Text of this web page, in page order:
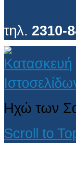
τηλ. 2310-
Ηχώ των
Scroll to